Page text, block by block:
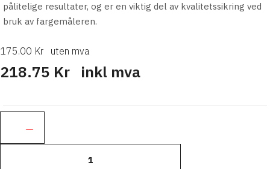
pålitelige resultater, og er en viktig del av kvalitetssikring ved
bruk av fargemåleren.
175.00 Kr uten mva
218.75 Kr inkl mva